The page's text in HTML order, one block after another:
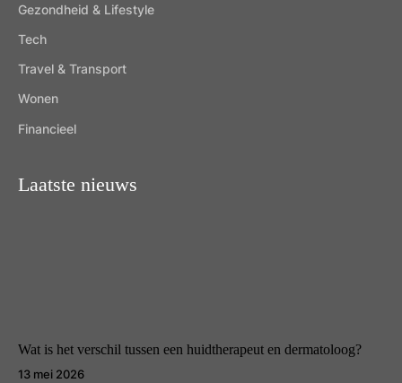
Gezondheid & Lifestyle
Tech
Travel & Transport
Wonen
Financieel
Laatste nieuws
Wat is het verschil tussen een huidtherapeut en dermatoloog?
13 mei 2026